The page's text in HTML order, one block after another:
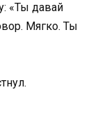
«Ты давай
Мягко. Ты